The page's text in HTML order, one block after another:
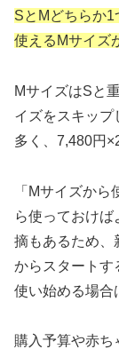
SとMどちらか1
使えるMサイズ
MサイズはSと
イズをスキップ
多く、7,480円
「Mサイズか
ら使っておけ
摘もあるため、
からスタートす
使い始める場合
購入予算や赤ち